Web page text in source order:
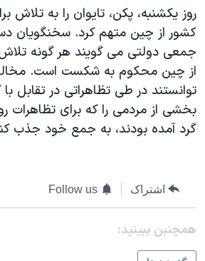
اقتصادی
علم و فناوری
اسرائیل در جنگ
آرشیو پخش زنده
حمله جمهوری اسلامی به اسرائیل
رمز مهسا
ورزش زنان در ایران
اعتراضات زن، زندگی، آزادی
مجموعه مستندهای دادخواهی
تریبونال مردمی آبان ۹۸
چهل سال گروگان‌گیری
قانون شفافیت دارائی کادر رهبری ایران
اعتراضات مردمی آبان ۹۸
زبانهای مختلف
روز يکشنبه، پکن، تايوان را به تلاش
کشور از چين متهم کرد. سخنگويان
جمعی دولتی می گويند هر گونه تلاش
از چين محکوم به شکست است.
توانستند در طی تظاهراتی در تقابل با
بخشی از مردمی را که برای تظاهرات
گرد آمده بودند، به جمع خود جذب
اشتراک Follow us
همچنبن ببینید: